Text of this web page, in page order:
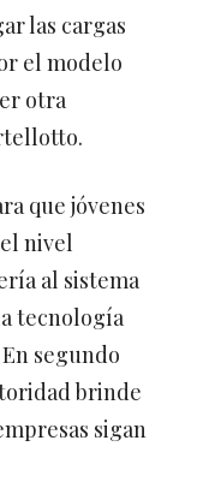
las cargas
el modelo
otra
que jóvenes
nivel
al sistema
tecnología
segundo
brinde
sigan